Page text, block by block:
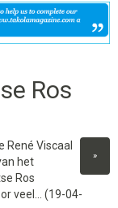
Ros
»
René Viscaal
het
Ros
veel... (19-04-